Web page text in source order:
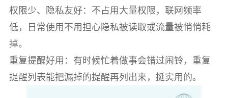
权限少、隐私友好：不占用大量权限，联网频率
低，日常使用不用担心隐私被读取或流量被悄悄耗
掉。
重复提醒好用：有时候忙着做事会错过闹铃，重复
提醒列表能把漏掉的提醒再列出来，挺实用的。